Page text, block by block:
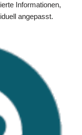
Informationen,
angepasst.